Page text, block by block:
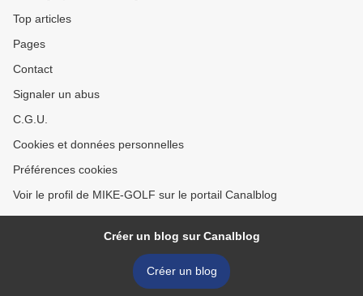
Top articles
Pages
Contact
Signaler un abus
C.G.U.
Cookies et données personnelles
Préférences cookies
Voir le profil de MIKE-GOLF sur le portail Canalblog
Créer un blog sur Canalblog
Créer un blog